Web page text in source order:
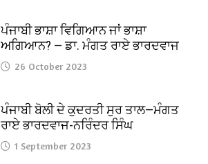
ਪੰਜਾਬੀ ਭਾਸ਼ਾ ਵਿਗਿਆਨ ਜਾਂ ਭਾਸ਼ਾ
ਅਗਿਆਨ? — ਡਾ. ਮੰਗਤ ਰਾਏ ਭਾਰਦਵਾਜ
26 October 2023
ਪੰਜਾਬੀ ਬੋਲੀ ਦੇ ਕੁਦਰਤੀ ਸੁਰ ਤਾਲ—ਮੰਗਤ
ਰਾਏ ਭਾਰਦਵਾਜ-ਨਰਿੰਦਰ ਸਿੰਘ
1 September 2023